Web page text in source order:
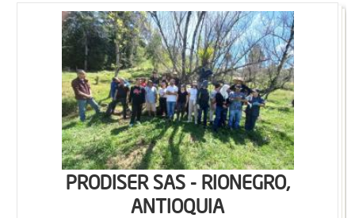
PRODISER SAS - RIONEGRO,
ANTIOQUIA